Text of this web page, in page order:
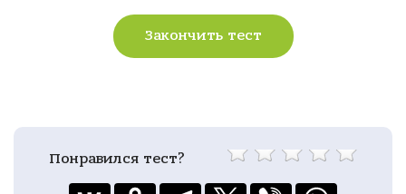
Закончить тест
Понравился тест?